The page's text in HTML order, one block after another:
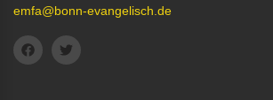
emfa@bonn-evangelisch.de